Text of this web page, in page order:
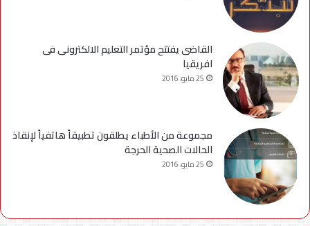
القاضى يفتتح مؤتمر التعليم الالكترونى فى
افريقيا
25 مايو، 2016
مجموعة من الأطباء يطلقون تطبيقاً هاتفياً لإنقاذ
الحالات الصحية الحرجة
25 مايو، 2016